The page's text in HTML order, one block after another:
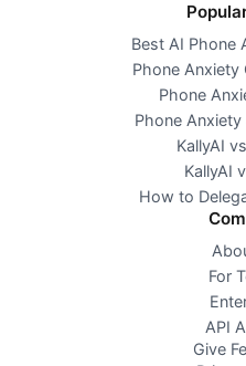
Best AI Phone
Phone Anxiety
Phone
Phone
KallyAI
KallyAI
How to
For
API
Give